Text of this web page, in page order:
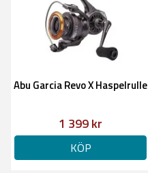
Abu Garcia Revo X Haspelrulle
1 399 kr
KÖP